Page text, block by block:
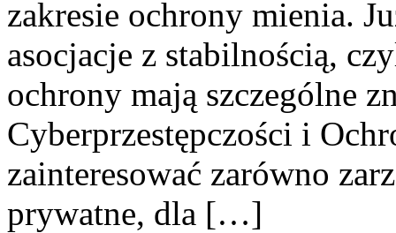
zakresie ochrony mienia.
asocjacje z stabilnością,
ochrony mają szczególne
Cyberprzestępczości i
zainteresować zarówno
prywatne, dla […]